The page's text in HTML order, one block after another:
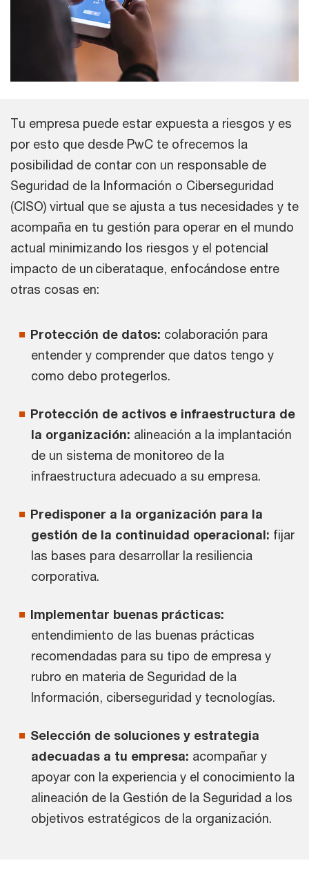
Tu empresa puede estar expuesta a riesgos y es
por esto que desde PwC te ofrecemos la
posibilidad de contar con un responsable de
Seguridad de la Información o Ciberseguridad
(CISO) virtual que se ajusta a tus necesidades y te
acompaña en tu gestión para operar en el mundo
actual minimizando los riesgos y el potencial
impacto de un ciberataque, enfocándose entre
otras cosas en:
Protección de datos: colaboración para
entender y comprender que datos tengo y
como debo protegerlos.
Protección de activos e infraestructura de
la organización: alineación a la implantación
de un sistema de monitoreo de la
infraestructura adecuado a su empresa.
Predisponer a la organización para la
gestión de la continuidad operacional: fijar
las bases para desarrollar la resiliencia
corporativa.
Implementar buenas prácticas:
entendimiento de las buenas prácticas
recomendadas para su tipo de empresa y
rubro en materia de Seguridad de la
Información, ciberseguridad y tecnologías.
Selección de soluciones y estrategia
adecuadas a tu empresa: acompañar y
apoyar con la experiencia y el conocimiento la
alineación de la Gestión de la Seguridad a los
objetivos estratégicos de la organización.